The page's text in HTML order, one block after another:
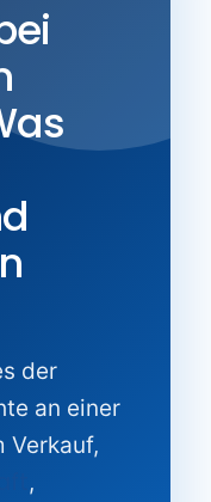
der
an einer
Verkauf,
,